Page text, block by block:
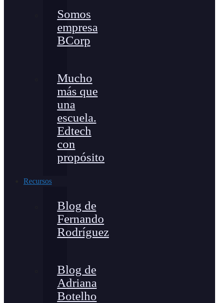
Somos
empresa
BCorp
Mucho
más que
una
escuela.
Edtech
con
propósito
Recursos
Blog de
Fernando
Rodríguez
Blog de
Adriana
Botelho